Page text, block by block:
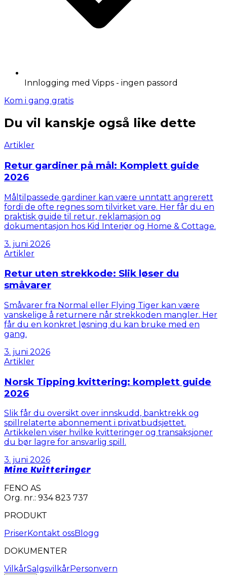
Innlogging med Vipps - ingen passord
Kom i gang gratis
Du vil kanskje også like dette
Artikler
Retur gardiner på mål: Komplett guide
2026
Måltilpassede gardiner kan være unntatt angrerett
fordi de ofte regnes som tilvirket vare. Her får du en
praktisk guide til retur, reklamasjon og
dokumentasjon hos Kid Interiør og Home & Cottage.
3. juni 2026
Artikler
Retur uten strekkode: Slik løser du
småvarer
Småvarer fra Normal eller Flying Tiger kan være
vanskelige å returnere når strekkoden mangler. Her
får du en konkret løsning du kan bruke med en
gang.
3. juni 2026
Artikler
Norsk Tipping kvittering: komplett guide
2026
Slik får du oversikt over innskudd, banktrekk og
spillrelaterte abonnement i privatbudsjettet.
Artikkelen viser hvilke kvitteringer og transaksjoner
du bør lagre for ansvarlig spill.
3. juni 2026
Mine Kvitteringer
FENO AS
Org. nr.: 934 823 737
PRODUKT
PriserKontakt ossBlogg
DOKUMENTER
VilkårSalgsvilkårPersonvern